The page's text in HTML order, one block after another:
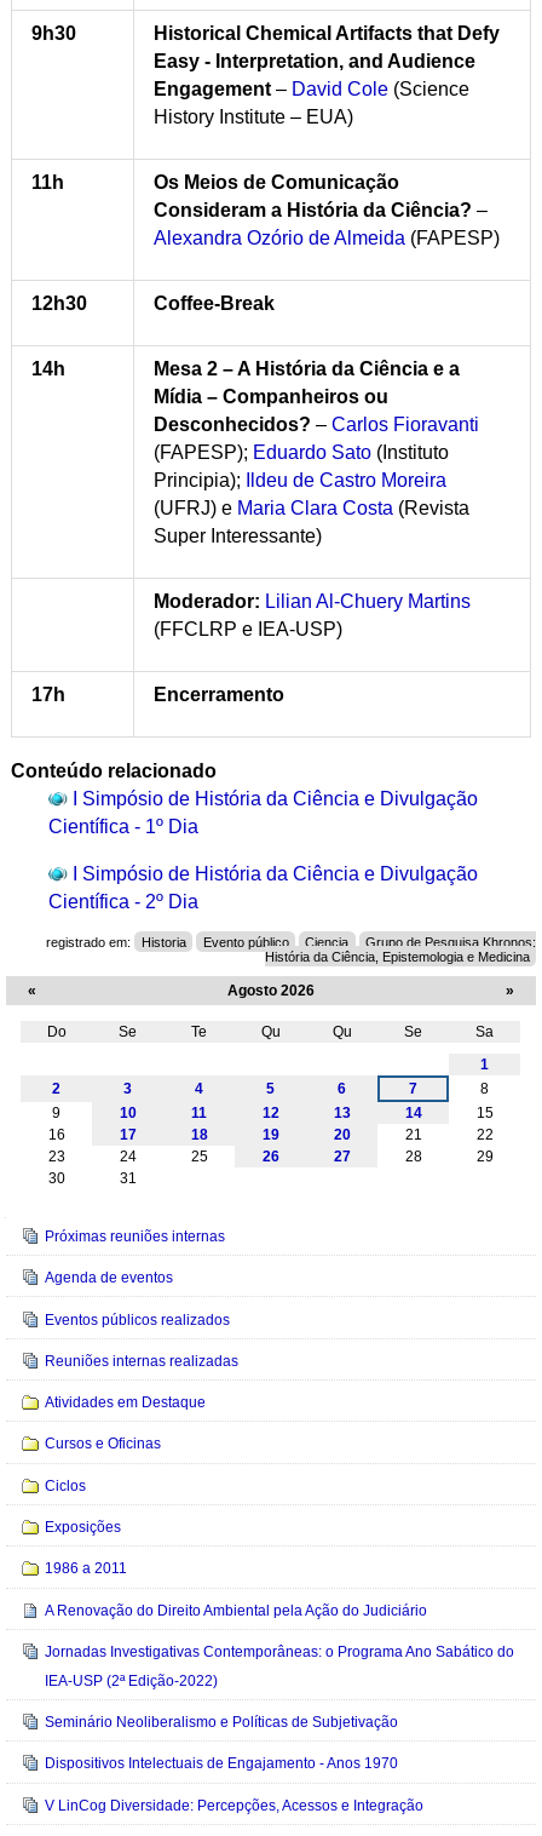
9h30
Historical Chemical Artifacts that Defy
Easy - Interpretation, and Audience
Engagement– David Cole(Science
History Institute – EUA)
11h
Os Meios de Comunicação
Consideram a História da Ciência? –
Alexandra Ozório de Almeida(FAPESP)
12h30 Coffee-Break
14h
Mesa 2 – A História da Ciência e a
Mídia – Companheiros ou
Desconhecidos? – Carlos Fioravanti
(FAPESP); Eduardo Sato(Instituto
Principia);
Ildeu de Castro Moreira
(UFRJ) e Maria Clara Costa(Revista
Super Interessante)
Moderador: Lilian Al-Chuery Martins
(FFCLRP e IEA-USP)
17h Encerramento
Conteúdo relacionado
I Simpósio de História da Ciência e Divulgação
Científica - 1º Dia
I Simpósio de História da Ciência e Divulgação
Científica - 2º Dia
registrado em: Historia Evento público Ciencia
Grupo de Pesquisa Khronos:
História da Ciência, Epistemologia e Medicina
« Agosto 2026 »
Do Se Te Qu Qu Se
Sa
1
2
3 4 5 6 7
8
9
10 11 12 13 14
15
16
17 18 19 20 21
22
23
24 25 26 27 28
29
30
31
Navegação
Próximas reuniões internas
Agenda de eventos
Eventos públicos realizados
Reuniões internas realizadas
Atividades em Destaque
Cursos e Oficinas
Ciclos
Exposições
1986 a 2011
A Renovação do Direito Ambiental pela Ação do Judiciário
Jornadas Investigativas Contemporâneas: o Programa Ano Sabático do
IEA-USP (2ª Edição-2022)
Seminário Neoliberalismo e Políticas de Subjetivação
Dispositivos Intelectuais de Engajamento - Anos 1970
V LinCog Diversidade: Percepções, Acessos e Integração